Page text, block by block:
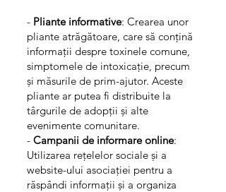
- Pliante informative: Crearea unor
pliante atrăgătoare, care să conțină
informații despre toxinele comune,
simptomele de intoxicație, precum
și măsurile de prim-ajutor. Aceste
pliante ar putea fi distribuite la
târgurile de adopții și alte
evenimente comunitare.
- Campanii de informare online:
Utilizarea rețelelor sociale și a
website-ului asociației pentru a
răspândi informații și a organiza